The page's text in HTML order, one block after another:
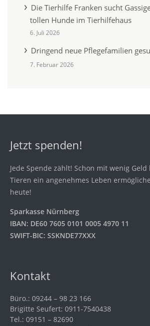
Die Tierhilfe Franken sucht
tollen Hunde im Tierhilfehaus
6. Juli 2026
Dringend neue Pflegefamilien
7. Februar 2026
Jetzt spenden!
Jede Spende zählt! Schon mit wenig Geld
Tieren ein angenehmes Leben
heute!
Sparkasse Nürnberg
IBAN: DE60 7605 0101 0005 4970 11
SWIFT-BIC: SSKNDE77XXX
Kontakt
Büro.: 09244 – 98 23 166
Brigitte Seufert: 0911-7540438
Tel.: 09151 – 82690